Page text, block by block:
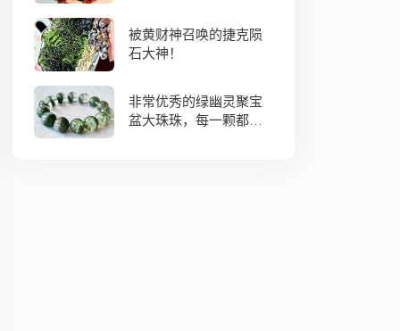
被黄财神召唤的捷克陨
石大神！
非常优秀的绿幽灵聚宝
盆大珠珠，每一颗都蕴